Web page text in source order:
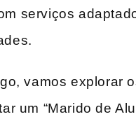
serviços
vamos ‌explorar
um “Marido de‍